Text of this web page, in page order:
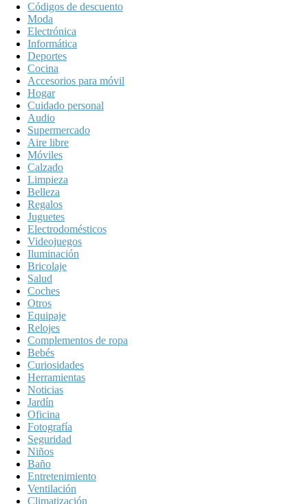
Códigos de descuento
Moda
Electrónica
Informática
Deportes
Cocina
Accesorios para móvil
Hogar
Cuidado personal
Audio
Supermercado
Aire libre
Móviles
Calzado
Limpieza
Belleza
Regalos
Juguetes
Electrodomésticos
Videojuegos
Iluminación
Bricolaje
Salud
Coches
Otros
Equipaje
Relojes
Complementos de ropa
Bebés
Curiosidades
Herramientas
Noticias
Jardín
Oficina
Fotografía
Seguridad
Niños
Baño
Entretenimiento
Ventilación
Climatización